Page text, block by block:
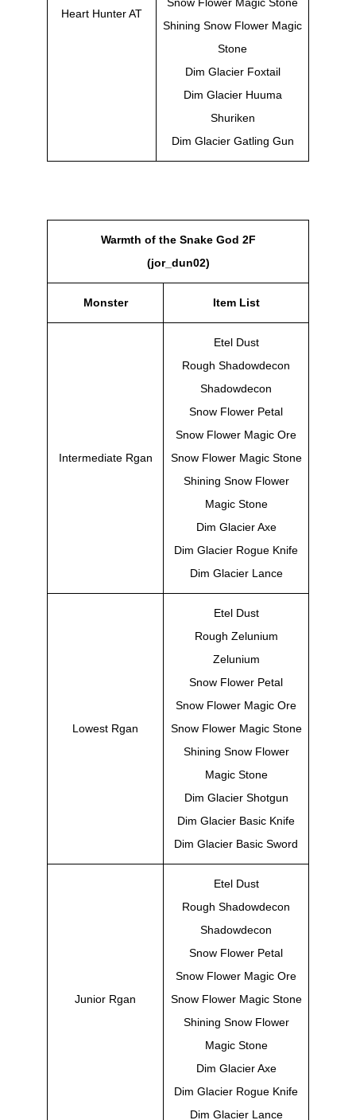
Heart Hunter AT
Shining Snow Flower Magic
Stone
Dim Glacier Foxtail
Dim Glacier Huuma
Shuriken
Dim Glacier Gatling Gun
Warmth of the Snake God 2F
(jor_dun02)
Monster Item List
Intermediate Rgan
Etel Dust
Rough Shadowdecon
Shadowdecon
Snow Flower Petal
Snow Flower Magic Ore
Snow Flower Magic Stone
Shining Snow Flower
Magic Stone
Dim Glacier Axe
Dim Glacier Rogue Knife
Dim Glacier Lance
Lowest Rgan
Etel Dust
Rough Zelunium
Zelunium
Snow Flower Petal
Snow Flower Magic Ore
Snow Flower Magic Stone
Shining Snow Flower
Magic Stone
Dim Glacier Shotgun
Dim Glacier Basic Knife
Dim Glacier Basic Sword
Junior Rgan
Etel Dust
Rough Shadowdecon
Shadowdecon
Snow Flower Petal
Snow Flower Magic Ore
Snow Flower Magic Stone
Shining Snow Flower
Magic Stone
Dim Glacier Axe
Dim Glacier Rogue Knife
Dim Glacier Lance